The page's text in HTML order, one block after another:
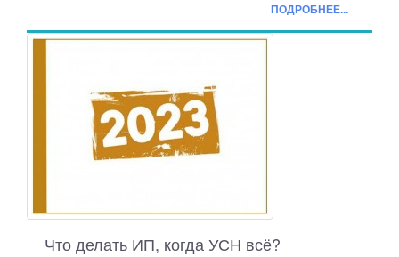
ПОДРОБНЕЕ...
Что делать ИП, когда УСН всё?